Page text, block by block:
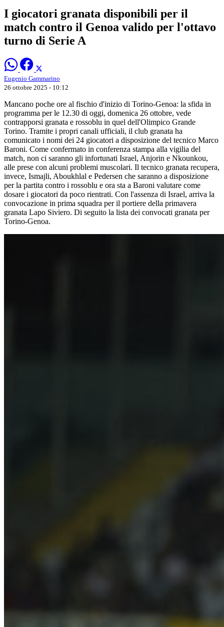
I giocatori granata disponibili per il
match contro il Genoa valido per l'ottavo
turno di Serie A
Eugenio Gammarino
26 ottobre 2025 - 10:12
Mancano poche ore al fischio d'inizio di Torino-Genoa: la sfida in
programma per le 12.30 di oggi, domenica 26 ottobre, vede
contrapporsi granata e rossoblu in quel dell'Olimpico Grande
Torino. Tramite i propri canali ufficiali, il club granata ha
comunicato i nomi dei 24 giocatori a disposizione del tecnico Marco
Baroni. Come confermato in conferenza stampa alla vigilia del
match, non ci saranno gli infortunati Israel, Anjorin e Nkounkou,
alle prese con alcuni problemi muscolari. Il tecnico granata recupera,
invece, Ismajli, Aboukhlal e Pedersen che saranno a disposizione
per la partita contro i rossoblu e ora sta a Baroni valutare come
dosare i giocatori da poco rientrati. Con l'assenza di Israel, arriva la
convocazione in prima squadra per il portiere della primavera
granata Lapo Siviero. Di seguito la lista dei convocati granata per
Torino-Genoa.